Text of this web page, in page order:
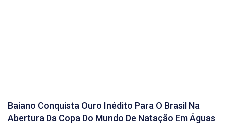
Baiano Conquista Ouro Inédito Para O Brasil Na
Abertura Da Copa Do Mundo De Natação Em Águas